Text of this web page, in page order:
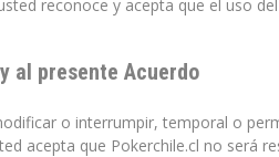
reconoce y acepta que el uso
al presente Acuerdo
o interrumpir, temporal o
acepta que Pokerchile.cl no será